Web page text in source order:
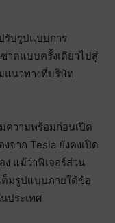
รับรูปแบบการ
าดแบบครั้งเดียวไปสู่
แนวทางที่บริษัท
ความพร้อมก่อนเปิด
จาก Tesla ยังคงเปิด
ง แม้ว่าฟีเจอร์ส่วน
ต็มรูปแบบภายใต้ข้อ
ประเทศ